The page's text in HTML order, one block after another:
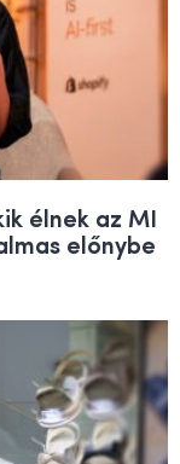
élnek az MI
előnybe